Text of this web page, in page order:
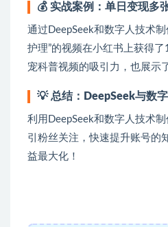
💰 实战案例：单日变现多
通过DeepSeek和数字人技术
护理”的视频在小红书上获得
宠科普视频的吸引力，也展示
💡 总结：DeepSeek与数
利用DeepSeek和数字人技术
引粉丝关注，快速提升账号的
益最大化！